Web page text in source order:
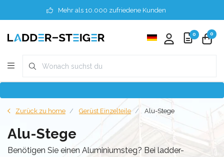
Mehr als 10.000 zufriedene Kunden
0 0
Zurück zu home Gerüst Einzelteile Alu-Stege
Alu-Stege
Benötigen Sie einen Aluminiumsteg? Bei ladder-